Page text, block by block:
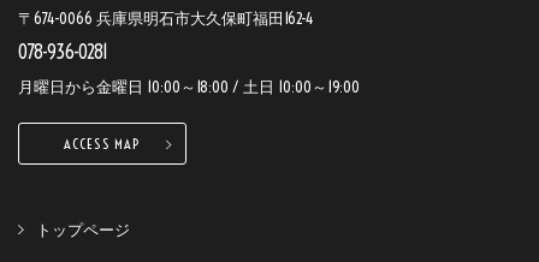
〒674-0066 兵庫県明石市大久保町福田162-4
078-936-0281
月曜日から金曜日 10:00～18:00 / 土日 10:00～19:00
ACCESS MAP
トップページ